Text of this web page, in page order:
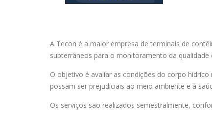
A Tecon é a maior empresa de terminais de
subterrâneos para o monitoramento da qualidade
O objetivo é avaliar as condições do corpo
possam ser prejudiciais ao meio ambiente e à
Os serviços são realizados semestralmente,